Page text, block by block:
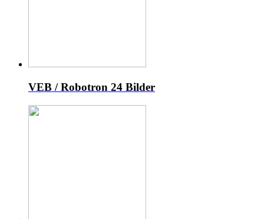
VEB / Robotron 24 Bilder